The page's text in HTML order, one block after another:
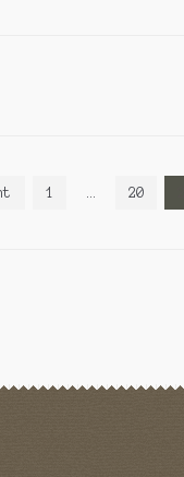
1 20